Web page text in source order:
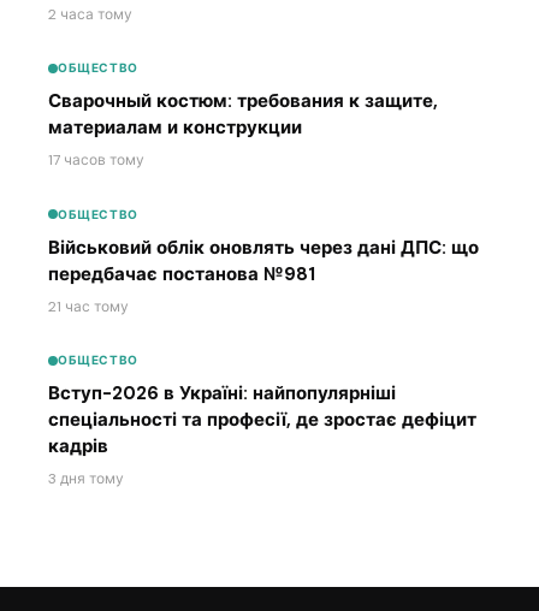
2 часа тому
ОБЩЕСТВО
Сварочный костюм: требования к защите,
материалам и конструкции
17 часов тому
ОБЩЕСТВО
Військовий облік оновлять через дані ДПС: що
передбачає постанова №981
21 час тому
ОБЩЕСТВО
Вступ-2026 в Україні: найпопулярніші
спеціальності та професії, де зростає дефіцит
кадрів
3 дня тому